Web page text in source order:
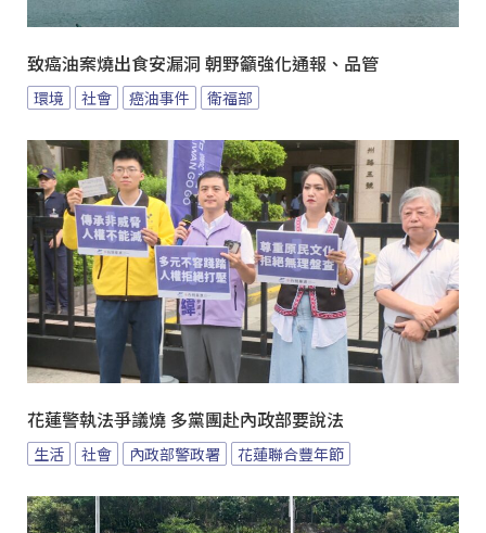
致癌油案燒出食安漏洞 朝野籲強化通報、品管
環境 社會 癌油事件 衛福部
花蓮警執法爭議燒 多黨團赴內政部要說法
生活 社會 內政部警政署 花蓮聯合豐年節